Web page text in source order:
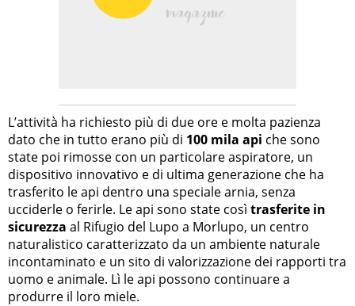
L’attività ha richiesto più di due ore e molta pazienza
dato che in tutto erano più di 100 mila api che sono
state poi rimosse con un particolare aspiratore, un
dispositivo innovativo e di ultima generazione che ha
trasferito le api dentro una speciale arnia, senza
ucciderle o ferirle. Le api sono state così trasferite in
sicurezza al Rifugio del Lupo a Morlupo, un centro
naturalistico caratterizzato da un ambiente naturale
incontaminato e un sito di valorizzazione dei rapporti tra
uomo e animale. Lì le api possono continuare a
produrre il loro miele.